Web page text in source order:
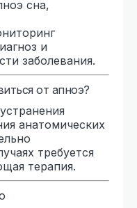
сна,
и
заболевания.
от апноэ?
анатомических
требуется
терапия.